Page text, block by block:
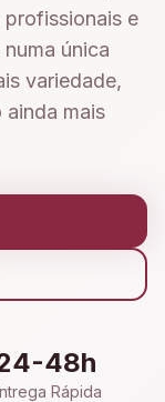
e
única
variedade,
ainda mais
48h
Rápida